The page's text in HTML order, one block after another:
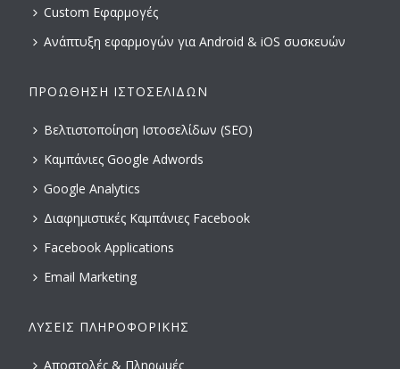
Custom Εφαρμογές
Ανάπτυξη εφαρμογών για Android & iOS συσκευών
ΠΡΟΏΘΗΣΗ ΙΣΤΟΣΕΛΊΔΩΝ
Βελτιστοποίηση Ιστοσελίδων (SEO)
Καμπάνιες Google Adwords
Google Analytics
Διαφημιστικές Καμπάνιες Facebook
Facebook Applications
Email Marketing
ΛΎΣΕΙΣ ΠΛΗΡΟΦΟΡΙΚΉΣ
Αποστολές & Πληρωμές